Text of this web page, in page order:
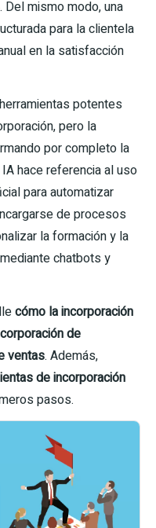
. Del mismo modo, una
para la clientela
en la satisfacción
potentes
pero la
por completo la
hace referencia al uso
para automatizar
de procesos
la formación y la
chatbots y
cómo la incorporación
de
ventas. Además,
de incorporación
pasos.